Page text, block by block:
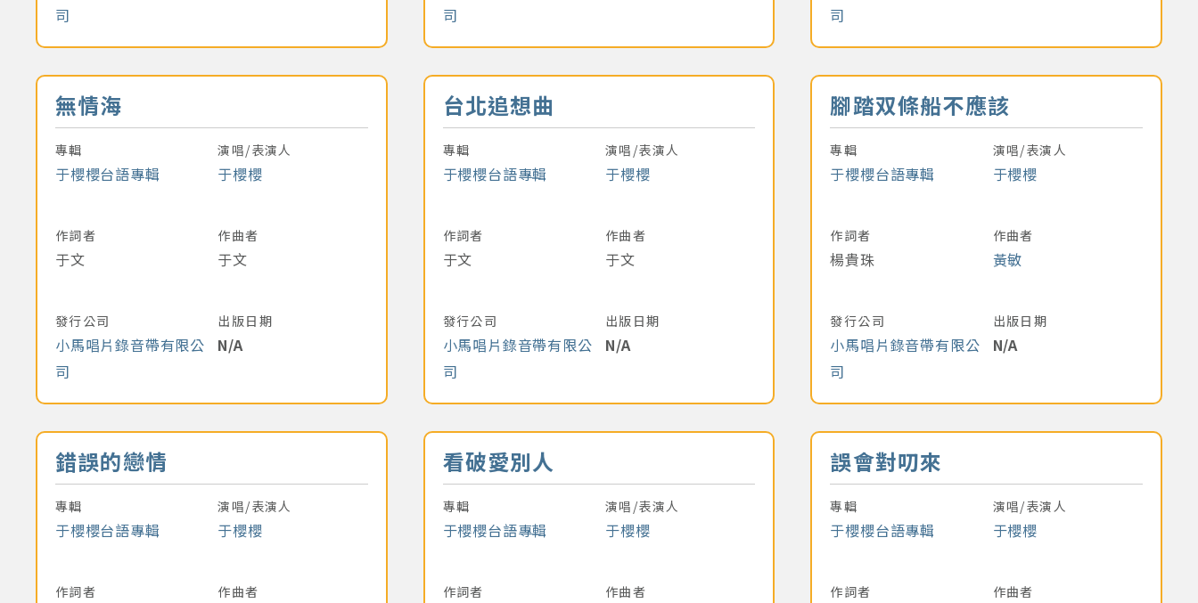
司
司
司
音樂名稱
無情海
專輯
于櫻櫻台語專輯
演唱/表演人
于櫻櫻
作詞者
于文
作曲者
于文
發行公司
小馬唱片錄音帶有限公
司
出版日期
N/A
音樂名稱
台北追想曲
專輯
于櫻櫻台語專輯
演唱/表演人
于櫻櫻
作詞者
于文
作曲者
于文
發行公司
小馬唱片錄音帶有限公
司
出版日期
N/A
音樂名稱
腳踏双條船不應該
專輯
于櫻櫻台語專輯
演唱/表演人
于櫻櫻
作詞者
楊貴珠
作曲者
黃敏
發行公司
小馬唱片錄音帶有限公
司
出版日期
N/A
音樂名稱
錯誤的戀情
專輯
于櫻櫻台語專輯
演唱/表演人
于櫻櫻
作詞者 作曲者
音樂名稱
看破愛別人
專輯
于櫻櫻台語專輯
演唱/表演人
于櫻櫻
作詞者 作曲者
音樂名稱
誤會對叨來
專輯
于櫻櫻台語專輯
演唱/表演人
于櫻櫻
作詞者 作曲者